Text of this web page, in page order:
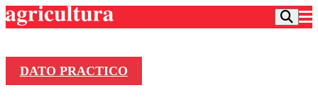
DATO PRACTICO